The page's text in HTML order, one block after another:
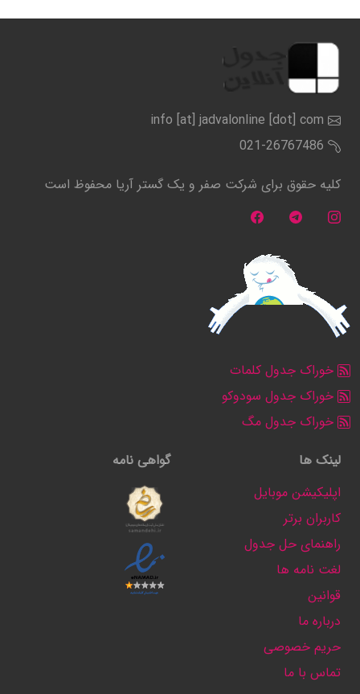
info [at] jadvalonline [dot] com
021-26767486
کلیه حقوق برای شرکت صفر و یک گستر آریا محفوظ است
خوراک جدول کلمات
خوراک جدول سودوکو
خوراک جدول مگ
لینک ها
اپلیکیشن موبایل
کاربران برتر
راهنمای حل جدول
لغت نامه ها
قوانین
درباره ما
حریم خصوصی
تماس با ما
گواهی نامه